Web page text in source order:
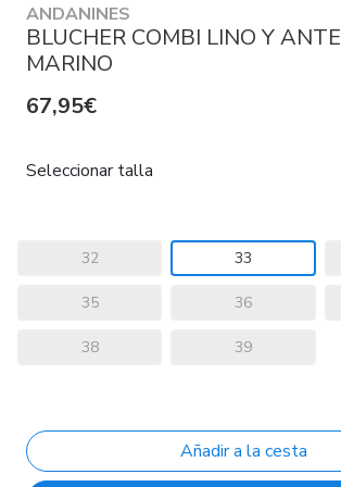
ANDANINES
BLUCHER COMBI LINO Y ANTE
MARINO
67,95€
Seleccionar talla
32 33
35 36
38 39